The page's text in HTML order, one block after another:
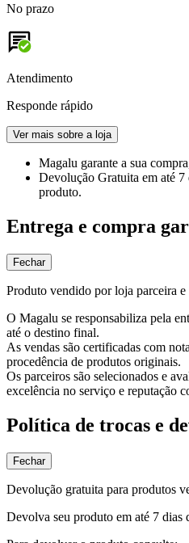
No prazo
Atendimento
Responde rápido
Ver mais sobre a loja
Magalu garante a sua
Devolução Gratuita em até 7
produto.
Entrega e compra
Fechar
Produto vendido por loja parceira
O Magalu se responsabiliza pela
até o destino final.
As vendas são certificadas com
procedência de produtos originais.
Os parceiros são selecionados e
excelência no serviço e reputação
Política de trocas e
Fechar
Devolução gratuita para produtos
Devolva seu produto em até 7 dias